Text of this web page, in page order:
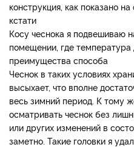
конструкция, как показано
кстати
Косу чеснока я подвешиваю
помещении, где температура
преимущества способа
Чеснок в таких условиях
высыхает, что вполне
весь зимний период. К тому
осматривать чеснок без
или других изменений в
заметно. Такие головки я